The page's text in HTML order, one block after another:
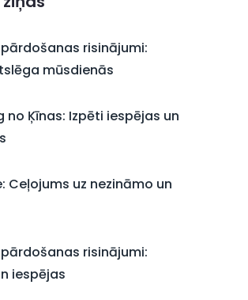
risinājumi:
mūsdienās
no Ķīnas: Izpēti iespējas un
Ceļojums uz nezināmo un
risinājumi:
iespējas